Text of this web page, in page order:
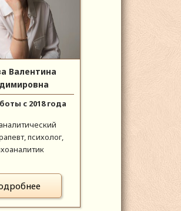
Валентина
с 2018 года
психолог,